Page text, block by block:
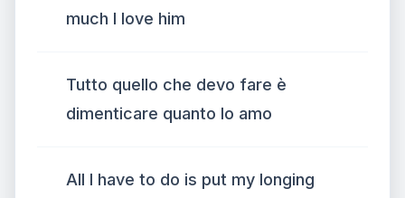
much I love him
Tutto quello che devo fare è
dimenticare quanto lo amo
All I have to do is put my longing